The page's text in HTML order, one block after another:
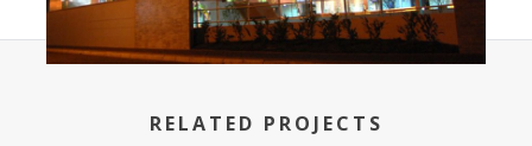
RELATED PROJECTS